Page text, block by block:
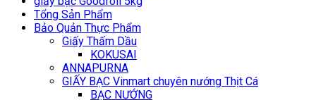
Tổng Sản Phẩm
Bảo Quản Thực Phẩm
Giấy Thấm Dầu
KOKUSAI
ANNAPURNA
GIẤY BẠC Vinmart chuyên nướng Thịt Cá
BẠC NƯỚNG